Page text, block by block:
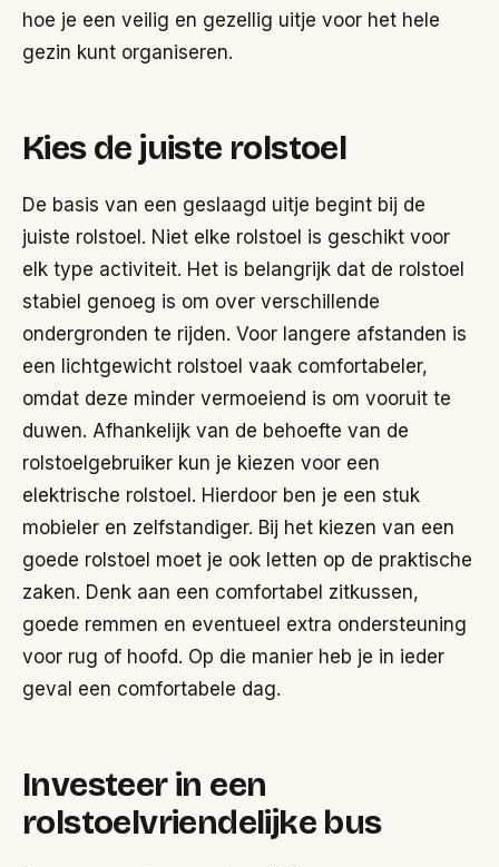
hoe je een veilig en gezellig uitje voor het hele
gezin kunt organiseren.
Kies de juiste rolstoel
De basis van een geslaagd uitje begint bij de
juiste rolstoel. Niet elke rolstoel is geschikt voor
elk type activiteit. Het is belangrijk dat de rolstoel
stabiel genoeg is om over verschillende
ondergronden te rijden. Voor langere afstanden is
een lichtgewicht rolstoel vaak comfortabeler,
omdat deze minder vermoeiend is om vooruit te
duwen. Afhankelijk van de behoefte van de
rolstoelgebruiker kun je kiezen voor een
elektrische rolstoel. Hierdoor ben je een stuk
mobieler en zelfstandiger. Bij het kiezen van een
goede rolstoel moet je ook letten op de praktische
zaken. Denk aan een comfortabel zitkussen,
goede remmen en eventueel extra ondersteuning
voor rug of hoofd. Op die manier heb je in ieder
geval een comfortabele dag.
Investeer in een
rolstoelvriendelijke bus